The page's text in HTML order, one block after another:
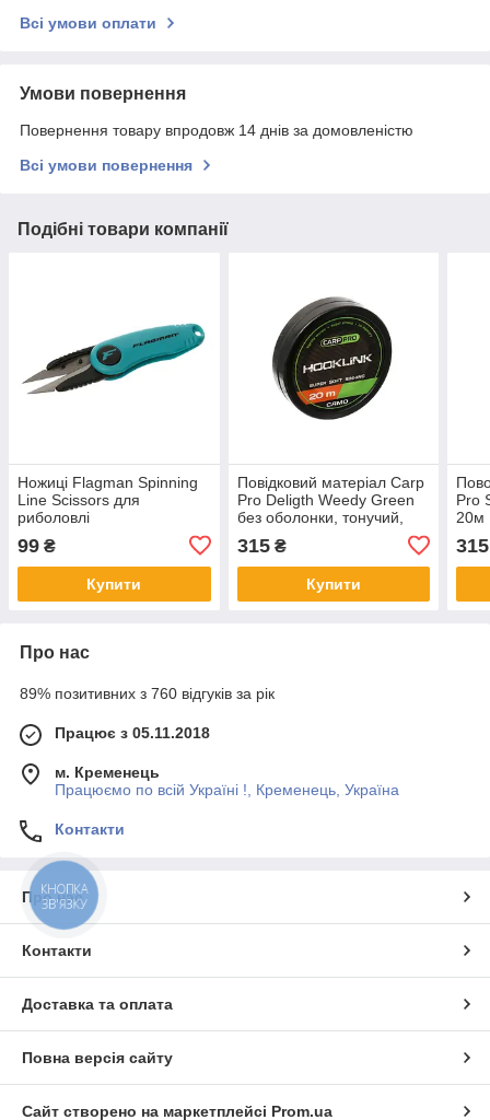
Всі умови оплати
Умови повернення
Повернення товару впродовж 14 днів за домовленістю
Всі умови повернення
Подібні товари компанії
Ножиці Flagman Spinning
Line Scissors для
риболовлі
99 ₴
Купити
Повідковий матеріал Carp
Pro Deligth Weedy Green
без оболонки, тонучий,
камуфляжний, міцний
315₴
Купити
Pro
20м
для
315
Про нас
89% позитивних з 760 відгуків за рік
Працює з 05.11.2018
м. Кременець
Працюємо по всій Україні !, Кременець, Україна
Контакти
Про нас
Контакти
Доставка та оплата
Повна версія сайту
Сайт створено на маркетплейсі Prom.ua
КНОПКА
ЗВ'ЯЗКУ